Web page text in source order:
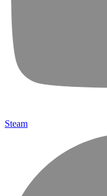
Steam